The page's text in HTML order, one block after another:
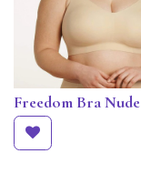
Freedom Bra Nude